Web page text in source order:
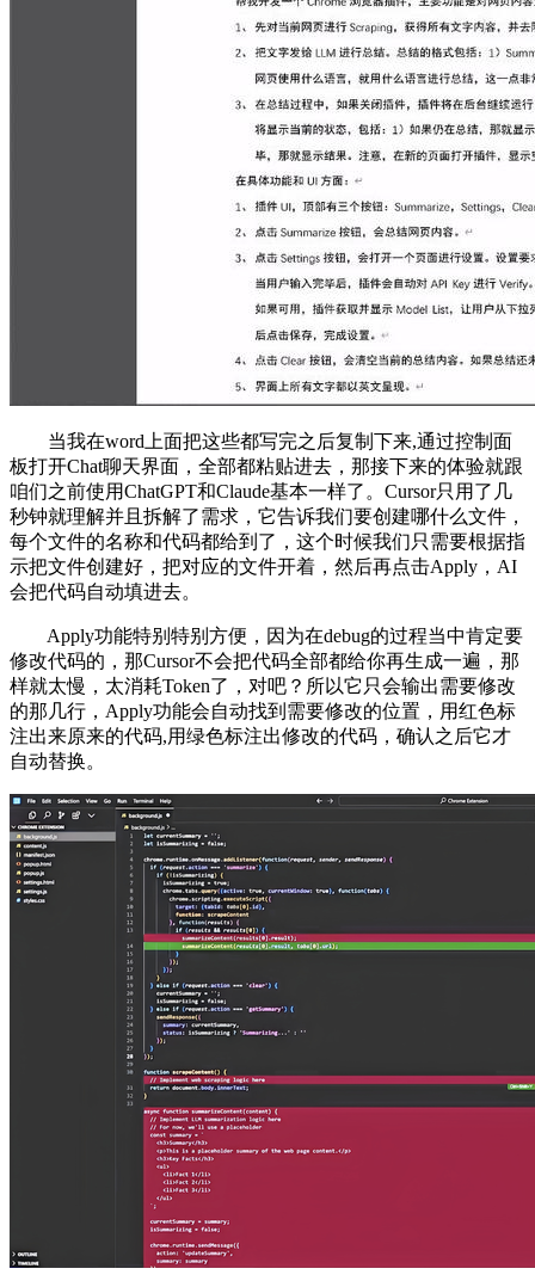
当我在word上面把这些都写完之后复制下来,通过控制面
板打开Chat聊天界面，全部都粘贴进去，那接下来的体验就跟
咱们之前使用ChatGPT和Claude基本一样了。Cursor只用了几
秒钟就理解并且拆解了需求，它告诉我们要创建哪什么文件，
每个文件的名称和代码都给到了，这个时候我们只需要根据指
示把文件创建好，把对应的文件开着，然后再点击Apply，AI
会把代码自动填进去。
Apply功能特别特别方便，因为在debug的过程当中肯定要
修改代码的，那Cursor不会把代码全部都给你再生成一遍，那
样就太慢，太消耗Token了，对吧？所以它只会输出需要修改
的那几行，Apply功能会自动找到需要修改的位置，用红色标
注出来原来的代码,用绿色标注出修改的代码，确认之后它才
自动替换。